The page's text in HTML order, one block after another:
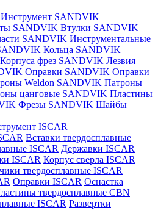
Инструмент SANDVIK
SANDVIK Втулки SANDVIK
SANDVIK Инструментальные
Кольца SANDVIK
Корпуса фрез SANDVIK Лезвия
Оправки SANDVIK Оправки
Weldon SANDVIK Патроны
цанговые SANDVIK Пластины
Фрезы SANDVIK Шайбы
ISCAR
Вставки твердосплавные
ISCAR Державки ISCAR
ISCAR Корпус сверла ISCAR
твердосплавные ISCAR
Оправки ISCAR Оснастка
твердосплавные CBN
ISCAR Развертки